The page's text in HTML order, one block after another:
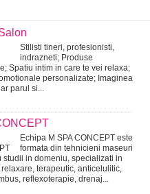
Stilisti tineri, profesionisti,
indrazneti; Produse
Spatiu intim in care te vei relaxa;
personalizate; Imaginea
parul si...
Echipa M SPA CONCEPT este
formata din tehnicieni maseuri
studii in domeniu, specializati in
terapeutic, anticelulitic,
reflexoterapie, drenaj...